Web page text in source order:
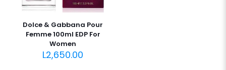
Dolce & Gabbana Pour
Femme 100ml EDP For
Women
L2,650.00